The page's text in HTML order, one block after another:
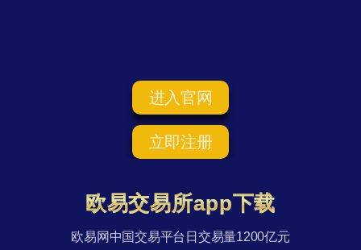
进入官网
立即注册
欧易交易所app下载
欧易网中国交易平台日交易量1200亿元